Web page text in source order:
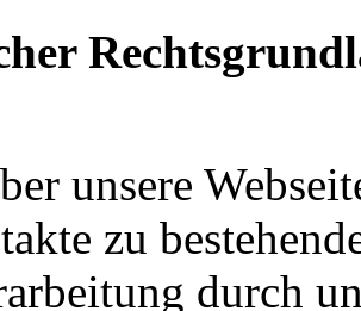
unsere
zu
durch